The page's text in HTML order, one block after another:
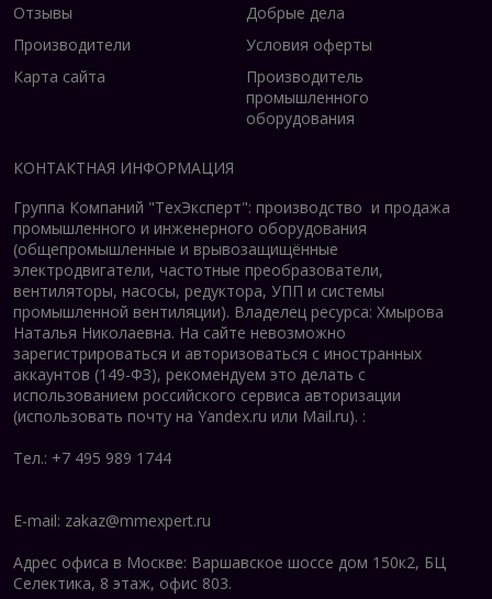
Отзывы
Добрые дела
Производители
Условия оферты
Карта сайта
Производитель
промышленного
оборудования
КОНТАКТНАЯ ИНФОРМАЦИЯ
Группа Компаний "ТехЭксперт": производство и продажа
промышленного и инженерного оборудования
(общепромышленные и врывозащищённые
электродвигатели, частотные преобразователи,
вентиляторы, насосы, редуктора, УПП и системы
промышленной вентиляции). Владелец ресурса: Хмырова
Наталья Николаевна. На сайте невозможно
зарегистрироваться и авторизоваться с иностранных
аккаунтов (149-ФЗ), рекомендуем это делать с
использованием российского сервиса авторизации
(использовать почту на Yandex.ru или Mail.ru). :
Тел.: +7 495 989 1744
E-mail: zakaz@mmexpert.ru
Адрес офиса в Москве: Варшавское шоссе дом 150к2, БЦ
Селектика, 8 этаж, офис 803.